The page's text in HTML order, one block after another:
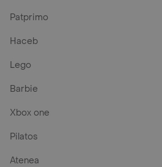
Patprimo
Haceb
Lego
Barbie
Xbox one
Pilatos
Atenea